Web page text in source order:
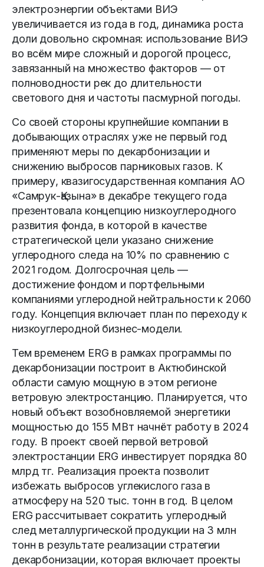
электроэнергии объектами ВИЭ
увеличивается из года в год, динамика роста
доли довольно скромная: использование ВИЭ
во всём мире сложный и дорогой процесс,
завязанный на множество факторов — от
полноводности рек до длительности
светового дня и частоты пасмурной погоды.
Со своей стороны крупнейшие компании в
добывающих отраслях уже не первый год
применяют меры по декарбонизации и
снижению выбросов парниковых газов. К
примеру, квазигосударственная компания АО
«Самрук-Қазына» в декабре текущего года
презентовала концепцию низкоуглеродного
развития фонда, в которой в качестве
стратегической цели указано снижение
углеродного следа на 10% по сравнению с
2021 годом. Долгосрочная цель —
достижение фондом и портфельными
компаниями углеродной нейтральности к 2060
году. Концепция включает план по переходу к
низкоуглеродной бизнес-модели.
Тем временем ERG в рамках программы по
декарбонизации построит в Актюбинской
области самую мощную в этом регионе
ветровую электростанцию. Планируется, что
новый объект возобновляемой энергетики
мощностью до 155 МВт начнёт работу в 2024
году. В проект своей первой ветровой
электростанции ERG инвестирует порядка 80
млрд тг. Реализация проекта позволит
избежать выбросов углекислого газа в
атмосферу на 520 тыс. тонн в год. В целом
ERG рассчитывает сократить углеродный
след металлургической продукции на 3 млн
тонн в результате реализации стратегии
декарбонизации, которая включает проекты